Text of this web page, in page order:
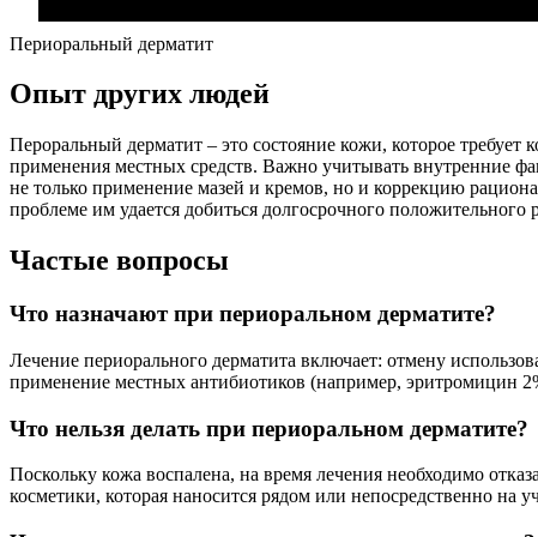
Периоральный дерматит
Опыт других людей
Пероральный дерматит – это состояние кожи, которое
применения местных средств. Важно учитывать внутренние
не только применение мазей и кремов, но и коррекцию
проблеме им удается добиться долгосрочного положительного
Частые вопросы
Что назначают при периоральном дерматите?
Лечение периорального дерматита включает: отмену
применение местных антибиотиков (например, эритромицин
Что нельзя делать при периоральном дерматите?
Поскольку кожа воспалена, на время лечения необходимо
косметики, которая наносится рядом или непосредственно на